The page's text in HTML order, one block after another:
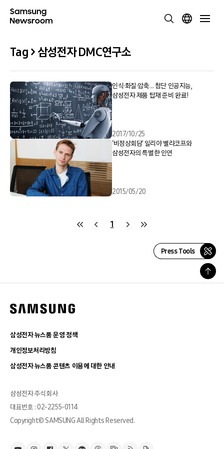
Tag > 삼성전자 DMC연구소
인식∙화질∙압축… 첨단 인공지능,
삼성전자 제품 탑재 준비 완료!
2017/10/25
‘비정상회담’ 일리야 벨랴코프와
삼성전자의 특별한 인연
2015/05/20
1
Press Tools
삼성전자 뉴스룸 운영 정책
개인정보처리방침
삼성전자 뉴스룸 콘텐츠 이용에 대한 안내
삼성전자 주식회사
대표번호 : 02-2255-0114
Copyright© SAMSUNG All Rights Reserved.